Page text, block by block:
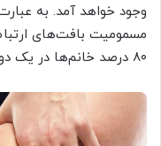
وجود خواهد آمد. به
۸۰ درصد خانم‌ها در یک دوره از زندگی خود آن را تجربه می‌کنند.